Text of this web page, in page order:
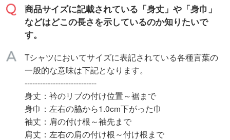
商品サイズに記載されている「身丈」や「身巾」
などはどこの長さを示しているのか知りたいで
す。
Tシャツにおいてサイズに表記されている各種言葉の
一般的な意味は下記となります。
----------------------------
身丈：衿のリブの付け位置～裾まで
身巾：左右の脇から1.0cm下がった巾
袖丈：肩の付け根～袖先まで
肩丈：左右の肩の付け根～付け根まで